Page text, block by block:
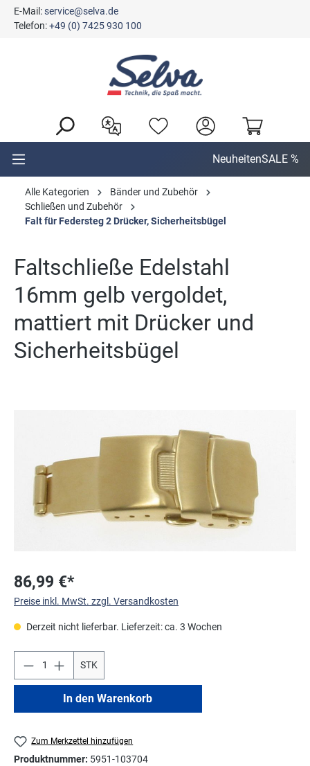
springen
E-Mail:service@selva.de
Telefon:+49 (0) 7425 930 100
NeuheitenSALE %
Alle Kategorien
Bänder und Zubehör
Schließen und Zubehör
Falt für Federsteg 2 Drücker, Sicherheitsbügel
Faltschließe Edelstahl
16mm gelb vergoldet,
mattiert mit Drücker und
Sicherheitsbügel
86,99 €*
Preise inkl. MwSt. zzgl. Versandkosten
Derzeit nicht lieferbar. Lieferzeit: ca. 3 Wochen
STK
In den Warenkorb
Zum Merkzettel hinzufügen
Produktnummer: 5951-103704